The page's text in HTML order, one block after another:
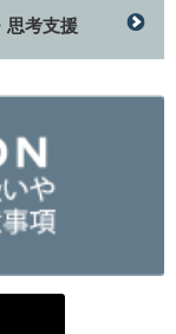
思考支援